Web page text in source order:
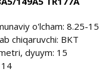
o'lcham: 8.25-15
chiqaruvchi: BKT
dyuym: 15
14